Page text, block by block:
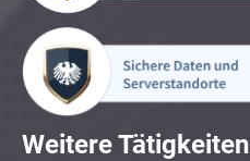
Weitere Tätigkeiten